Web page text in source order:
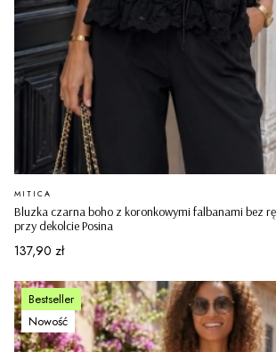
Bluzka czarna boho z koronkowymi falbanami bez
przy dekolcie Posina
PRODUCENT
MITICA
Cena
137,90 zł
Bestseller
Nowość